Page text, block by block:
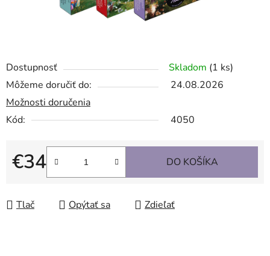
Dostupnosť Skladom (1 ks)
Môžeme doručiť do:
24.08.2026
Možnosti doručenia
Kód:
4050
€34
Jednotková cena:
DO KOŠÍKA
Tlač Opýtať sa Zdieľať